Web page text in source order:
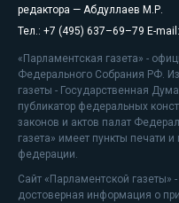
редактора — Абдуллаев М.Р.
Тел.: +7 (495) 637–69–79 E-mail:
«Парламентская газета» -
Федерального Собрания РФ.
газеты - Государственная
публикатор федеральных
законов и актов палат
газета» имеет пункты печати
федерации.
Сайт «Парламентской газеты»
достоверная информация о